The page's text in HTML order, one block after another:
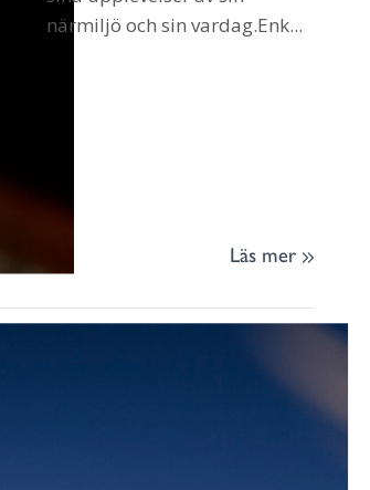
närmiljö och sin vardag.Enk...
Läs mer